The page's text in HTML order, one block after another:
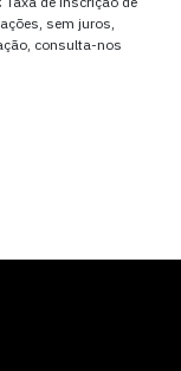
sem juros,
consulta-nos